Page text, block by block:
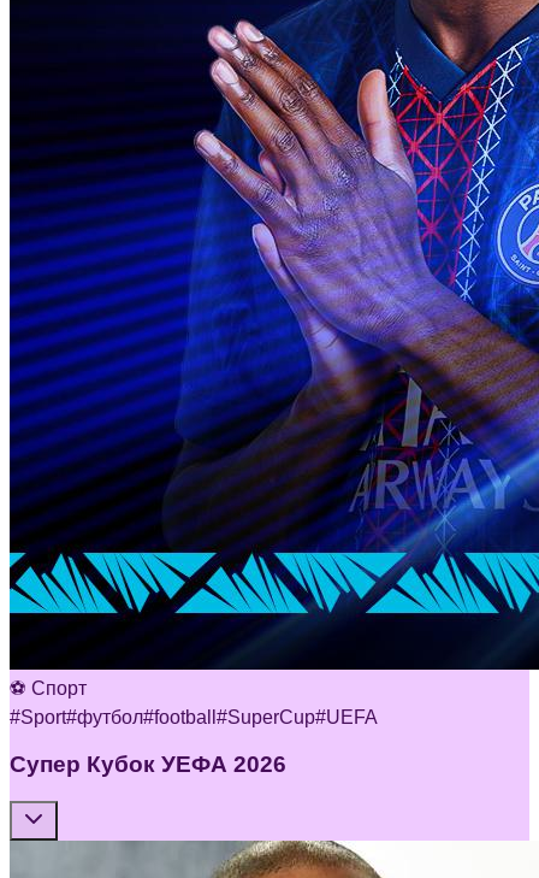
⚽ Спорт
#Sport#футбол#football #SuperCup#UEFA
Супер Кубок УЕФА 2026